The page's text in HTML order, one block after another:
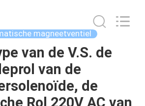
magneetventiel
van de V.S. de
van de
de
Rol 220V AC van